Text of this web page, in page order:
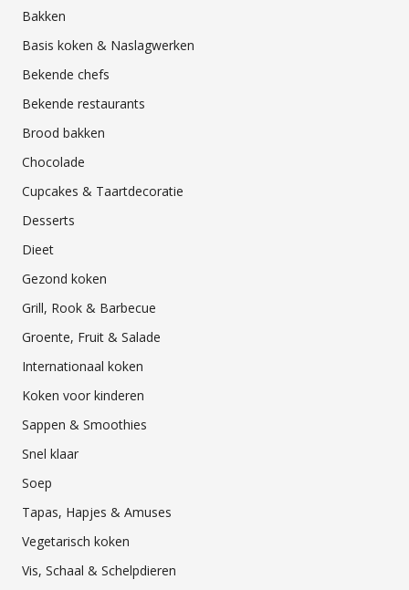
Bakken
Basis koken & Naslagwerken
Bekende chefs
Bekende restaurants
Brood bakken
Chocolade
Cupcakes & Taartdecoratie
Desserts
Dieet
Gezond koken
Grill, Rook & Barbecue
Groente, Fruit & Salade
Internationaal koken
Koken voor kinderen
Sappen & Smoothies
Snel klaar
Soep
Tapas, Hapjes & Amuses
Vegetarisch koken
Vis, Schaal & Schelpdieren